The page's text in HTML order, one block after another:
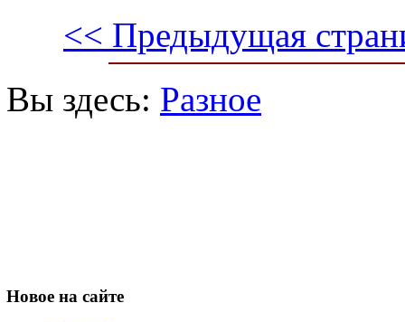
<< Предыдущая
Вы здесь: Разное
Новое на сайте